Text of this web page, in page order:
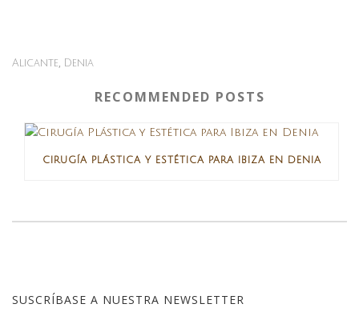
Alicante, Denia
RECOMMENDED POSTS
CIRUGÍA PLÁSTICA Y ESTÉTICA PARA IBIZA EN DENIA
SUSCRÍBASE A NUESTRA NEWSLETTER